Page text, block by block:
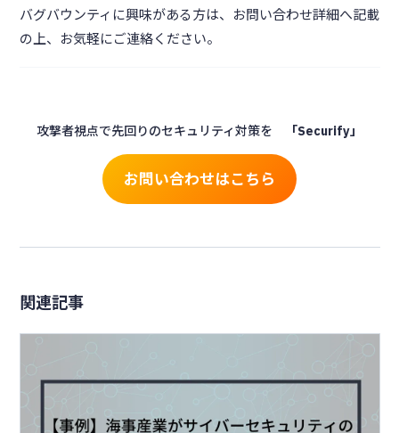
バグバウンティに興味がある方は、お問い合わせ詳細へ記載
の上、お気軽にご連絡ください。
攻撃者視点で先回りのセキュリティ対策を 「Securify」
お問い合わせはこちら
関連記事